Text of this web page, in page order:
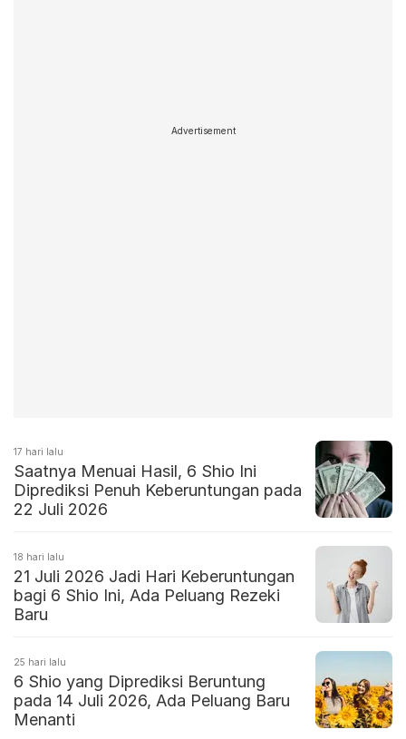
Advertisement
17 hari lalu
Saatnya Menuai Hasil, 6 Shio Ini
Diprediksi Penuh Keberuntungan pada
22 Juli 2026
18 hari lalu
21 Juli 2026 Jadi Hari Keberuntungan
bagi 6 Shio Ini, Ada Peluang Rezeki
Baru
25 hari lalu
6 Shio yang Diprediksi Beruntung
pada 14 Juli 2026, Ada Peluang Baru
Menanti